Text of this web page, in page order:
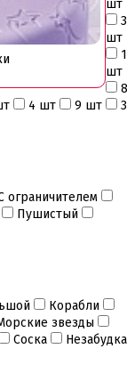
для мастики
кремом
мешки
насадки
шт
3
шт
шт
8
4 шт 9 шт
3
ограничителем
Пушистый
Корабли
звезды
Соска
Незабудка